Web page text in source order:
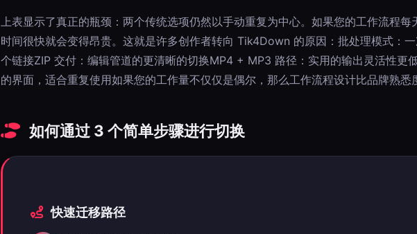
上表显示了真正的瓶颈：两个传统选项仍然以手动重复为中心。如果您的工作流程每
时间很快就会变得昂贵。这就是许多创作者转向 Tik4Down 的原因：批处理模式：
个链接ZIP 交付：编辑管道的更清晰的切换MP4 + MP3 路径：实用的输出灵活性更
的界面，适合重复使用如果您的工作量不仅仅是偶尔，那么工作流程设计比品牌熟悉
如何通过 3 个简单步骤进行切换
快速迁移路径